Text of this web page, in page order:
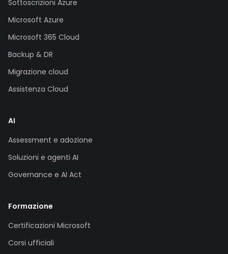
Sottoscrizioni Azure
Microsoft Azure
Microsoft 365 Cloud
Backup & DR
Migrazione cloud
Assistenza Cloud
AI
Assessment e adozione
Soluzioni e agenti AI
Governance e AI Act
Formazione
Certificazioni Microsoft
Corsi ufficiali